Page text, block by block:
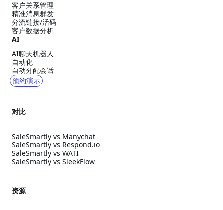
客户关系管理
精准消息群发
分流链接/活码
客户数据分析
AI
AI聊天机器人
自动化
自动分配会话
预约演示
对比
SaleSmartly vs Manychat
SaleSmartly vs Respond.io
SaleSmartly vs WATI
SaleSmartly vs SleekFlow
资源